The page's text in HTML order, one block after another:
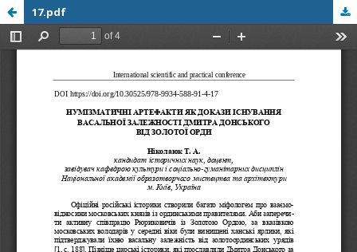
17.pdf